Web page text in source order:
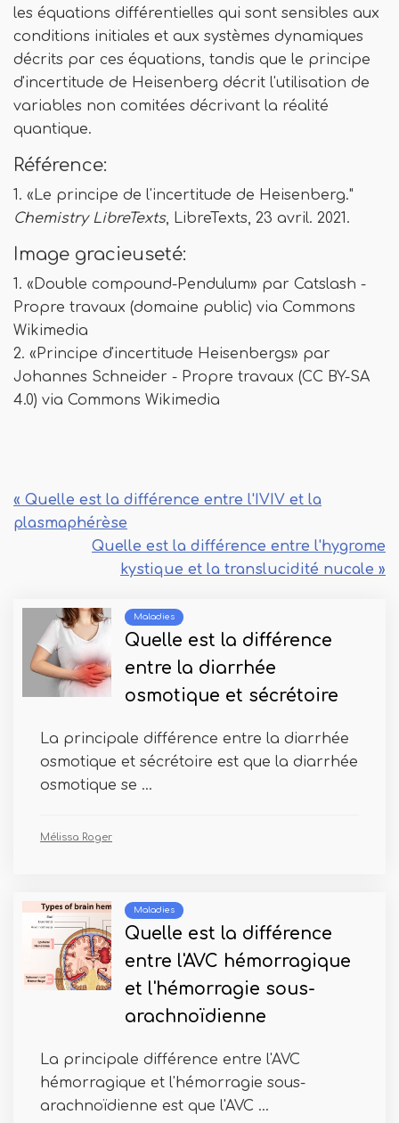
les équations différentielles qui sont sensibles aux
conditions initiales et aux systèmes dynamiques
décrits par ces équations, tandis que le principe
d'incertitude de Heisenberg décrit l'utilisation de
variables non comitées décrivant la réalité
quantique.
Référence:
1. «Le principe de l'incertitude de Heisenberg."
Chemistry LibreTexts, LibreTexts, 23 avril. 2021.
Image gracieuseté:
1. «Double compound-Pendulum» par Catslash -
Propre travaux (domaine public) via Commons
Wikimedia
2. «Principe d'incertitude Heisenbergs» par
Johannes Schneider - Propre travaux (CC BY-SA
4.0) via Commons Wikimedia
« Quelle est la différence entre l'IVIV et la
plasmaphérèse
Quelle est la différence entre l'hygrome
kystique et la translucidité nucale »
Maladies
Quelle est la différence
entre la diarrhée
osmotique et sécrétoire
La principale différence entre la diarrhée
osmotique et sécrétoire est que la diarrhée
osmotique se ...
Mélissa Roger
Maladies
Quelle est la différence
entre l'AVC hémorragique
et l'hémorragie sous-
arachnoïdienne
La principale différence entre l'AVC
hémorragique et l'hémorragie sous-
arachnoïdienne est que l'AVC ...